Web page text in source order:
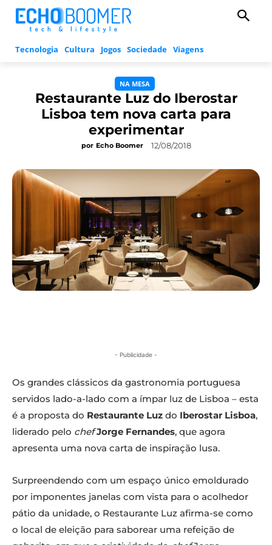
Tecnologia Cultura Jogos Sociedade Viagens
NA MESA
Restaurante Luz do Iberostar
Lisboa tem nova carta para
experimentar
por Echo Boomer 12/08/2018
- Publicidade -
Os grandes clássicos da gastronomia portuguesa
servidos lado-a-lado com a ímpar luz de Lisboa – esta
é a proposta do Restaurante Luz do Iberostar Lisboa,
liderado pelo chef Jorge Fernandes, que agora
apresenta uma nova carta de inspiração lusa.
Surpreendendo com um espaço único emoldurado
por imponentes janelas com vista para o acolhedor
pátio da unidade, o Restaurante Luz afirma-se como
o local de eleição para saborear uma refeição de